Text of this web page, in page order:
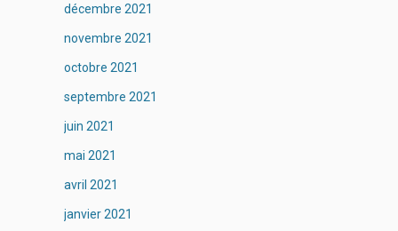
décembre 2021
novembre 2021
octobre 2021
septembre 2021
juin 2021
mai 2021
avril 2021
janvier 2021